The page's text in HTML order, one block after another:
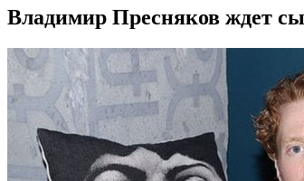
Владимир Пресняков ждет